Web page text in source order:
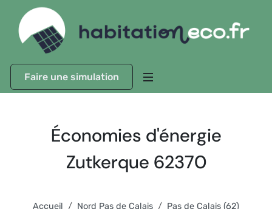
Faire une simulation
Économies d'énergie
Zutkerque 62370
Accueil Nord Pas de Calais
Pas de Calais (62)